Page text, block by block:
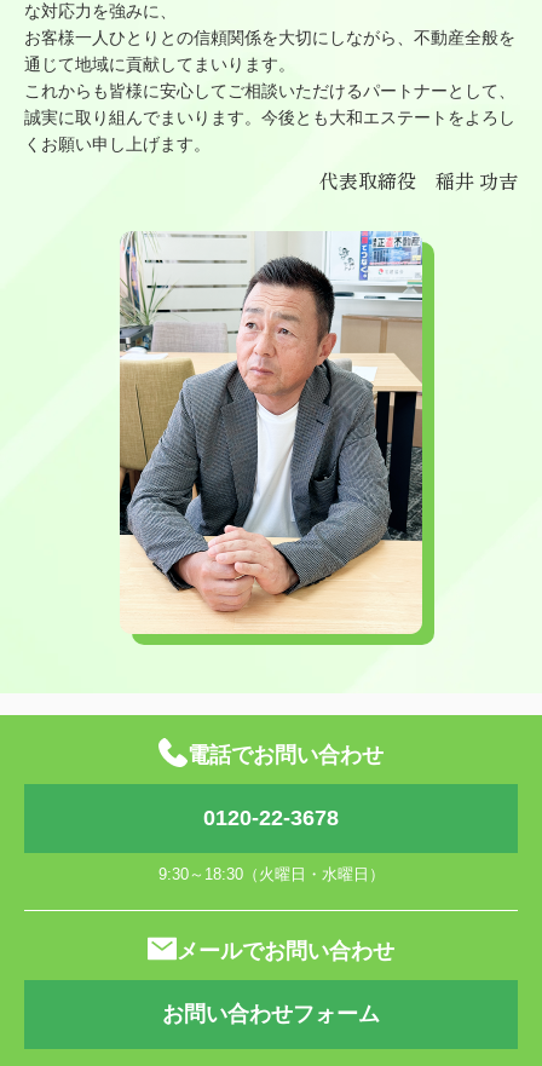
な対応力を強みに、
お客様一人ひとりとの信頼関係を大切にしながら、不動産全般を
通じて地域に貢献してまいります。
これからも皆様に安心してご相談いただけるパートナーとして、
誠実に取り組んでまいります。今後とも大和エステートをよろし
くお願い申し上げます。
代表取締役 稲井 功吉
電話でお問い合わせ
0120-22-3678
9:30～18:30（火曜日・水曜日）
メールでお問い合わせ
お問い合わせフォーム